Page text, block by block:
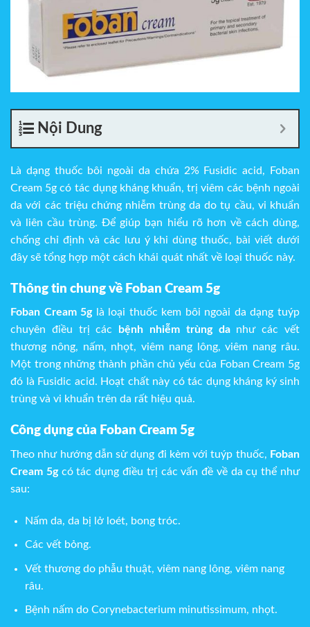
Nội Dung
Là dạng thuốc bôi ngoài da chứa 2% Fusidic acid, Foban
Cream 5g có tác dụng kháng khuẩn, trị viêm các bệnh ngoài
da với các triệu chứng nhiễm trùng da do tụ cầu, vi khuẩn
và liên cầu trùng. Để giúp bạn hiểu rõ hơn về cách dùng,
chống chỉ định và các lưu ý khi dùng thuốc, bài viết dưới
đây sẽ tổng hợp một cách khái quát nhất về loại thuốc này.
Thông tin chung về Foban Cream 5g
Foban Cream 5g là loại thuốc kem bôi ngoài da dạng tuýp
chuyên điều trị các bệnh nhiễm trùng danhư các vết
thương nông, nấm, nhọt, viêm nang lông, viêm nang râu.
Một trong những thành phần chủ yếu của Foban Cream 5g
đó là Fusidic acid. Hoạt chất này có tác dụng kháng ký sinh
trùng và vi khuẩn trên da rất hiệu quả.
Công dụng của Foban Cream 5g
Theo như hướng dẫn sử dụng đi kèm với tuýp thuốc, Foban
Cream 5gcó tác dụng điều trị các vấn đề về da cụ thể như
sau:
Nấm da, da bị lở loét, bong tróc.
Các vết bỏng.
Vết thương do phẫu thuật, viêm nang lông, viêm nang
râu.
Bệnh nấm do Corynebacterium minutissimum, nhọt.